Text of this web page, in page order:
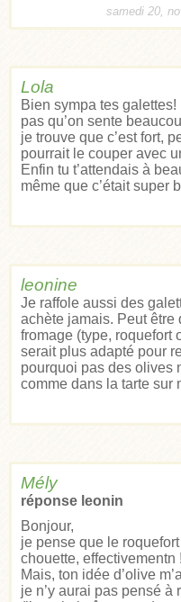
samedi 20,
Lola
Bien sympa tes galettes!
pas qu’on sente
je trouve que c’est fort,
pourrait le couper avec
Enfin tu t’attendais à
même que c’était super
leonine
Je raffole aussi des
achète jamais. Peut être
fromage (type, roquefort
serait plus adapté pour
pourquoi pas des olives
comme dans la tarte sur
Mély
réponse leonin
Bonjour,
je pense que le
chouette, effectivementn !
Mais, ton idée d’olive
je n’y aurai pas pensé